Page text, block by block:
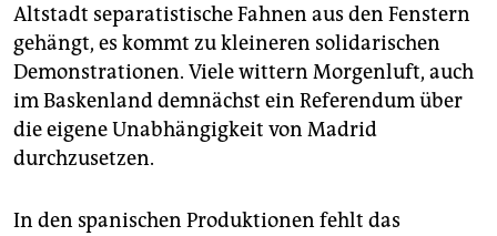
Altstadt separatistische Fahnen aus den Fenstern
gehängt, es kommt zu kleineren solidarischen
Demonstrationen. Viele wittern Morgenluft, auch
im Baskenland demnächst ein Referendum über
die eigene Unabhängigkeit von Madrid
durchzusetzen.
In den spanischen Produktio­nen fehlt das